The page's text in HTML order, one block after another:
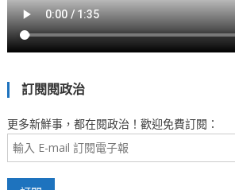
訂閱閱政治
更多新鮮事，都在閱政治！歡迎免費訂閱：